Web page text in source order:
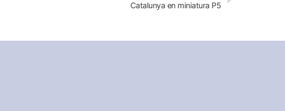
Catalunya en miniatura P5